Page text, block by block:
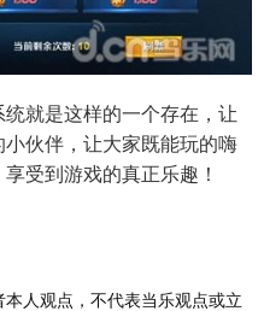
就是这样的一个存在，让
伙伴，让大家既能玩的嗨
受到游戏的真正乐趣！
人观点，不代表当乐观点或立